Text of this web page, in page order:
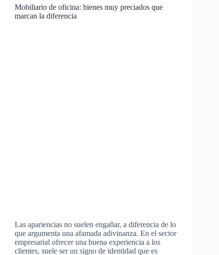
Mobiliario de oficina: bienes muy preciados que
marcan la diferencia
Las apariencias no suelen engañar, a diferencia de lo
que argumenta una afamada adivinanza. En el sector
empresarial ofrecer una buena experiencia a los
clientes, suele ser un signo de identidad que es